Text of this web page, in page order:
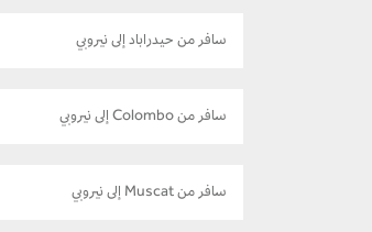
سافر من حيدراباد إلى نيروبي
سافر من Colombo إلى نيروبي
سافر من Muscat إلى نيروبي